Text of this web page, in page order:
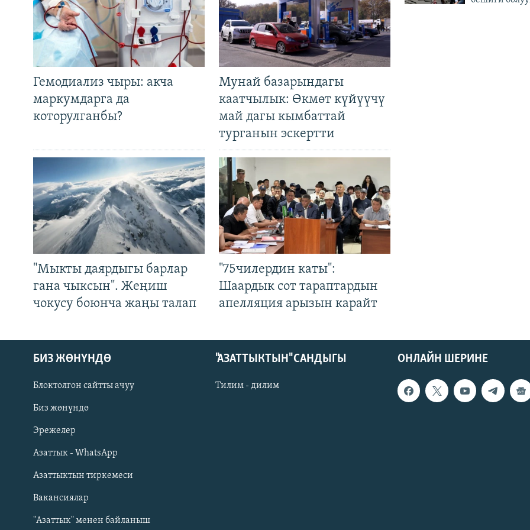
Русский
ОНЛАЙН ШЕРИНЕ
Гемодиализ чыры: акча
маркумдарга да
которулганбы?
Мунай базарындагы
каатчылык: Өкмөт күйүүчү
май дагы кымбаттай
турганын эскертти
"Мыкты даярдыгы барлар
гана чыксын". Жеңиш
чокусу боюнча жаңы талап
"75чилердин каты":
Шаардык сот тараптардын
апелляция арызын карайт
ОНЛАЙН ШЕРИНЕ
БИЗ ЖӨНҮНДӨ
Блоктолгон сайтты ачуу
Биз жөнүндө
Эрежелер
Азаттык - WhatsApp
Азаттыктын тиркемеси
Вакансиялар
"Азаттык" менен байланыш
"АЗАТТЫКТЫН" САНДЫГЫ
Тилим - дилим